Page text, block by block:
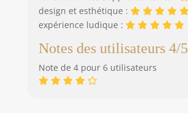
design et esthétique :
expérience ludique :
Notes des utilisateurs 4/5
Note de 4 pour 6 utilisateurs